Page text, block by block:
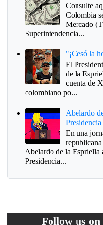
Consulte
Colombia
Mercado
Superintendencia...
"¡Cesó la
El
de la
cuenta de
colombiano po...
Abelardo
En una
Abelardo de la Espriella
Presidencia...
Follow us